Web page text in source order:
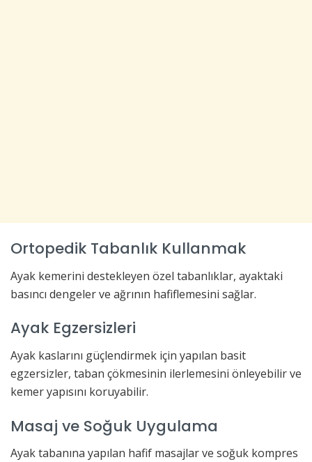
Ortopedik Tabanlık Kullanmak
Ayak kemerini destekleyen özel tabanlıklar, ayaktaki
basıncı dengeler ve ağrının hafiflemesini sağlar.
Ayak Egzersizleri
Ayak kaslarını güçlendirmek için yapılan basit
egzersizler, taban çökmesinin ilerlemesini önleyebilir ve
kemer yapısını koruyabilir.
Masaj ve Soğuk Uygulama
Ayak tabanına yapılan hafif masajlar ve soğuk kompres